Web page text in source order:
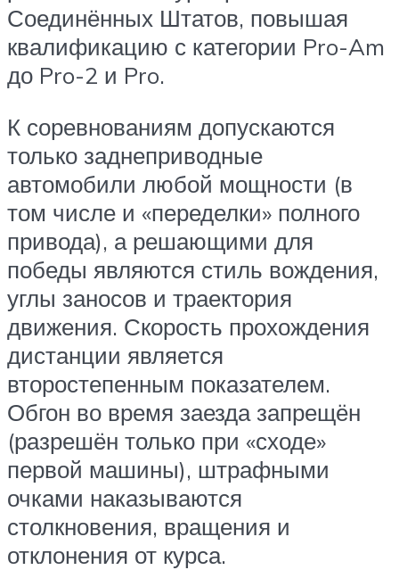
Соединённых Штатов, повышая
квалификацию с категории Pro-Am
до Pro-2 и Pro.
К соревнованиям допускаются
только заднеприводные
автомобили любой мощности (в
том числе и «переделки» полного
привода), а решающими для
победы являются стиль вождения,
углы заносов и траектория
движения. Скорость прохождения
дистанции является
второстепенным показателем.
Обгон во время заезда запрещён
(разрешён только при «сходе»
первой машины), штрафными
очками наказываются
столкновения, вращения и
отклонения от курса.